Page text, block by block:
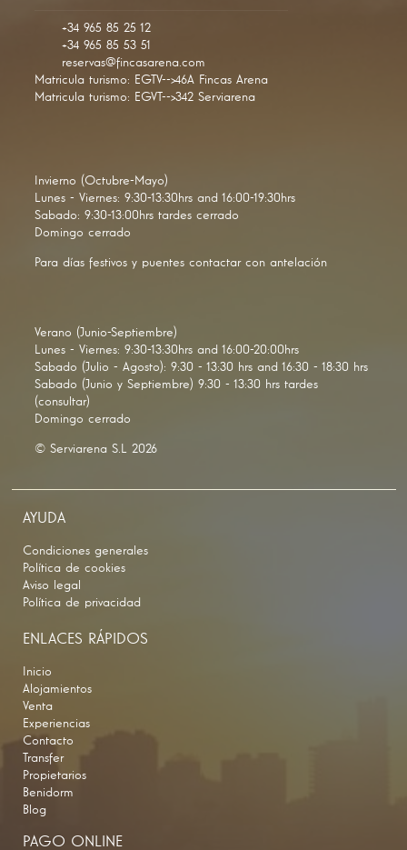
+34 965 85 25 12
+34 965 85 53 51
reservas@fincasarena.com
Matricula turismo: EGTV-->46A Fincas Arena
Matricula turismo: EGVT-->342 Serviarena
Invierno (Octubre-Mayo)
Lunes - Viernes: 9:30-13:30hrs and 16:00-19:30hrs
Sabado: 9:30-13:00hrs tardes cerrado
Domingo cerrado
Para días festivos y puentes contactar con antelación
Verano (Junio-Septiembre)
Lunes - Viernes: 9:30-13:30hrs and 16:00-20:00hrs
Sabado (Julio - Agosto): 9:30 - 13:30 hrs and 16:30 - 18:30 hrs
Sabado (Junio y Septiembre) 9:30 - 13:30 hrs tardes
(consultar)
Domingo cerrado
© Serviarena S.L 2026
AYUDA
Condiciones generales
Política de cookies
Aviso legal
Política de privacidad
ENLACES RÁPIDOS
Inicio
Alojamientos
Venta
Experiencias
Contacto
Transfer
Propietarios
Benidorm
Blog
PAGO ONLINE